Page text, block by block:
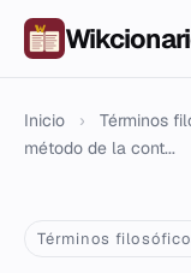
Inicio › Términos
método de la cont...
Términos